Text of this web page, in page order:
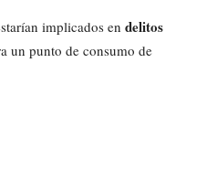
implicados en delitos
un punto de consumo de